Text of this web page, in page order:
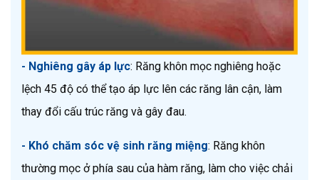
- Nghiêng gây áp lực: Răng khôn mọc nghiêng hoặc
lệch 45 độ có thể tạo áp lực lên các răng lân cận, làm
thay đổi cấu trúc răng và gây đau.
- Khó chăm sóc vệ sinh răng miệng: Răng khôn
thường mọc ở phía sau của hàm răng, làm cho việc chải